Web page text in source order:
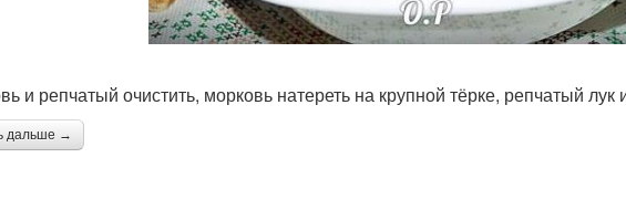
и репчатый очистить, морковь натереть на крупной тёрке, репчатый лук
дальше →